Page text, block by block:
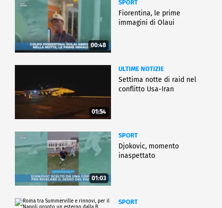
00:48
SPORT
Fiorentina, le prime
immagini di Olaui
01:54
ULTIME NOTIZIE
Settima notte di raid nel
conflitto Usa-Iran
01:03
SPORT
Djokovic, momento
inaspettato
SPORT